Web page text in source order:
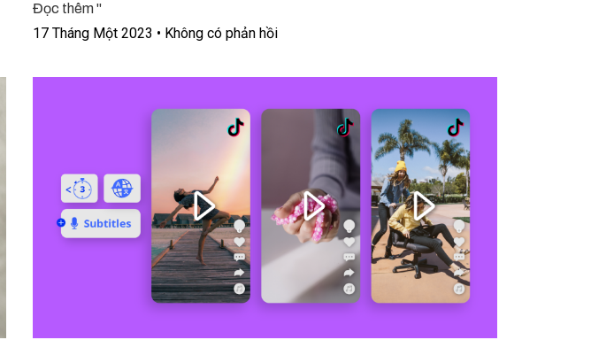
Đọc thêm "
17 Tháng Một 2023 Không có phản hồi